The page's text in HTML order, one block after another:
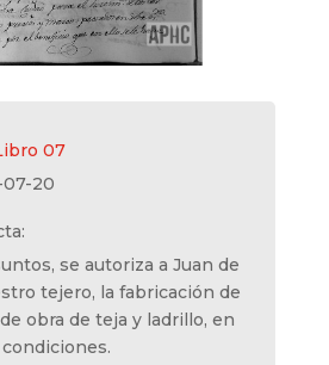
07
07-20
se autoriza a Juan de
tejero, la fabricación de
obra de teja y ladrillo, en